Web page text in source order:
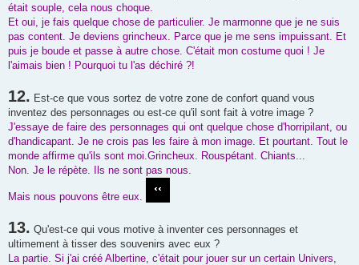
était souple, cela nous choque.
Et oui, je fais quelque chose de particulier. Je marmonne que je ne suis
pas content. Je deviens grincheux. Parce que je me sens impuissant. Et
puis je boude et passe à autre chose. C'était mon costume quoi ! Je
l'aimais bien ! Pourquoi tu l'as déchiré ?!
12. Est-ce que vous sortez de votre zone de confort quand vous
inventez des personnages ou est-ce qu'il sont fait à votre image ?
J'essaye de faire des personnages qui ont quelque chose d'horripilant, ou
d'handicapant. Je ne crois pas les faire à mon image. Et pourtant. Tout le
monde affirme qu'ils sont moi.Grincheux. Rouspétant. Chiants...
Non. Je le répète. Ils ne sont pas nous.
Mais nous pouvons être eux.
13. Qu'est-ce qui vous motive à inventer ces personnages et
ultimement à tisser des souvenirs avec eux ?
La partie. Si j'ai créé Albertine, c'était pour jouer sur un certain Univers,